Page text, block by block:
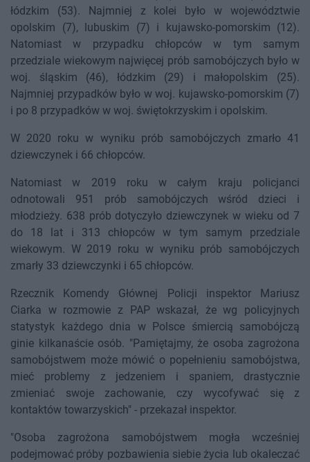
łódzkim (53). Najmniej z kolei było w województwie
opolskim (7), lubuskim (7) i kujawsko-pomorskim (12).
Natomiast w przypadku chłopców w tym samym
przedziale wiekowym najwięcej prób samobójczych było w
woj. śląskim (46), łódzkim (29) i małopolskim (25).
Najmniej przypadków było w woj. kujawsko-pomorskim (7)
i po 8 przypadków w woj. świętokrzyskim i opolskim.
W 2020 roku w wyniku prób samobójczych zmarło 41
dziewczynek i 66 chłopców.
Natomiast w 2019 roku w całym kraju policjanci
odnotowali 951 prób samobójczych wśród dzieci i
młodzieży. 638 prób dotyczyło dziewczynek w wieku od 7
do 18 lat i 313 chłopców w tym samym przedziale
wiekowym. W 2019 roku w wyniku prób samobójczych
zmarły 33 dziewczynki i 65 chłopców.
Rzecznik Komendy Głównej Policji inspektor Mariusz
Ciarka w rozmowie z PAP wskazał, że wg policyjnych
statystyk każdego dnia w Polsce śmiercią samobójczą
ginie kilkanaście osób. "Pamiętajmy, że osoba zagrożona
samobójstwem może mówić o popełnieniu samobójstwa,
mieć problemy z jedzeniem i spaniem, drastycznie
zmieniać swoje zachowanie, czy wycofywać się z
kontaktów towarzyskich" - przekazał inspektor.
"Osoba zagrożona samobójstwem mogła wcześniej
podejmować próby pozbawienia siebie życia lub okaleczać